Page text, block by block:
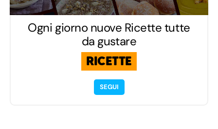
Ogni giorno nuove Ricette tutte
da gustare
RICETTE
SEGUI